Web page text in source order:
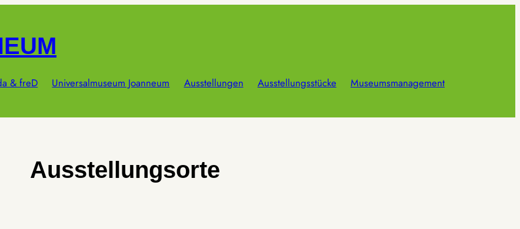
& freD Universalmuseum Joanneum Ausstellungen Ausstellungsstücke
Museumsmanagement
Ausstellungsorte